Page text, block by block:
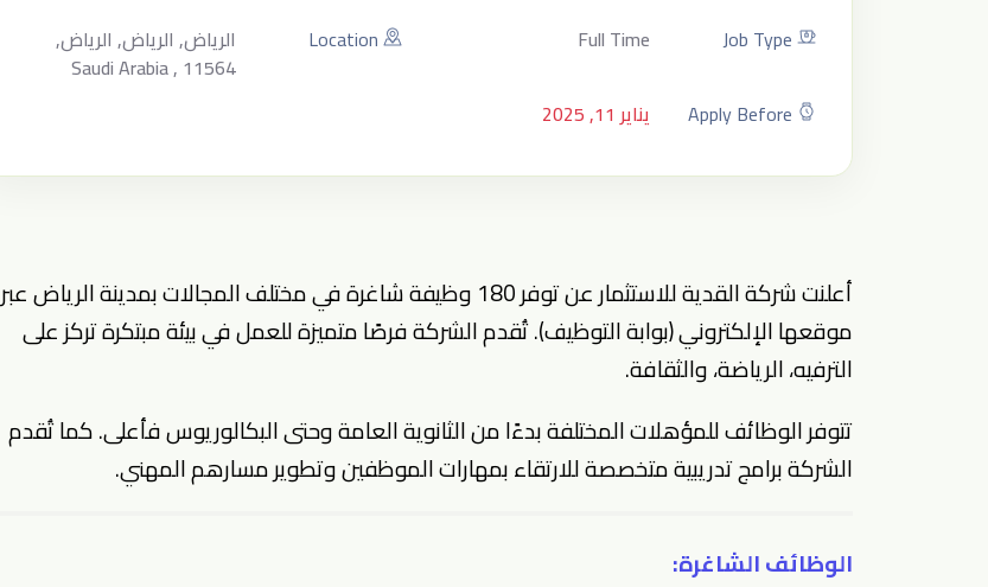
Job Type
Full Time
Location
الرياض, الرياض, الرياض,
Saudi Arabia , 11564
Apply Before
يناير 11, 2025
أعلنت شركة القدية للاستثمار عن توفر 180 وظيفة شاغرة في مختلف المجالات بمدينة الرياض عبر
موقعها الإلكتروني (بوابة التوظيف). تُقدم الشركة فرصًا متميزة للعمل في بيئة مبتكرة تركز على
الترفيه، الرياضة، والثقافة.
تتوفر الوظائف للمؤهلات المختلفة بدءًا من الثانوية العامة وحتى البكالوريوس فأعلى. كما تُقدم
الشركة برامج تدريبية متخصصة للارتقاء بمهارات الموظفين وتطوير مسارهم المهني.
الوظائف الشاغرة: